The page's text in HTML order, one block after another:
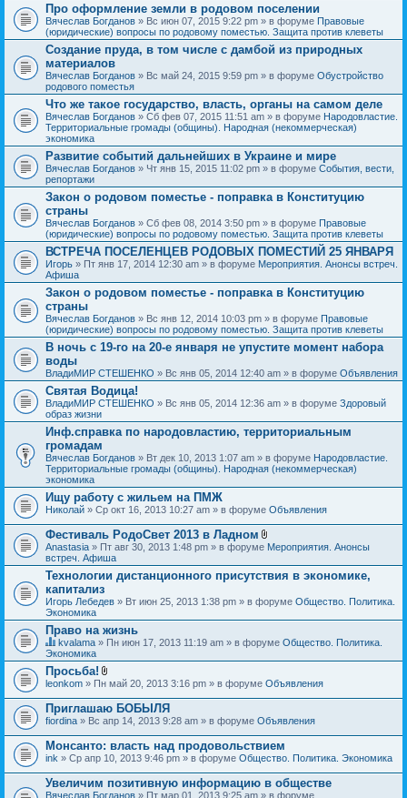
Про оформление земли в родовом поселении
Вячеслав Богданов » Вс июн 07, 2015 9:22 pm » в форуме Правовые
(юридические) вопросы по родовому поместью. Защита против клеветы
Создание пруда, в том числе с дамбой из природных
материалов
Вячеслав Богданов » Вс май 24, 2015 9:59 pm » в форуме Обустройство
родового поместья
Что же такое государство, власть, органы на самом деле
Вячеслав Богданов » Сб фев 07, 2015 11:51 am » в форуме Народовластие.
Территориальные громады (общины). Народная (некоммерческая)
экономика
Развитие событий дальнейших в Украине и мире
Вячеслав Богданов » Чт янв 15, 2015 11:02 pm » в форуме События, вести,
репортажи
Закон о родовом поместье - поправка в Конституцию
страны
Вячеслав Богданов » Сб фев 08, 2014 3:50 pm » в форуме Правовые
(юридические) вопросы по родовому поместью. Защита против клеветы
ВСТРЕЧА ПОСЕЛЕНЦЕВ РОДОВЫХ ПОМЕСТИЙ 25 ЯНВАРЯ
Игорь » Пт янв 17, 2014 12:30 am » в форуме Мероприятия. Анонсы встреч.
Афиша
Закон о родовом поместье - поправка в Конституцию
страны
Вячеслав Богданов » Вс янв 12, 2014 10:03 pm » в форуме Правовые
(юридические) вопросы по родовому поместью. Защита против клеветы
В ночь с 19-го на 20-е января не упустите момент набора
воды
ВладиМИР СТЕШЕНКО » Вс янв 05, 2014 12:40 am » в форуме Объявления
Святая Водица!
ВладиМИР СТЕШЕНКО » Вс янв 05, 2014 12:36 am » в форуме Здоровый
образ жизни
Инф.справка по народовластию, территориальным
громадам
Вячеслав Богданов » Вт дек 10, 2013 1:07 am » в форуме Народовластие.
Территориальные громады (общины). Народная (некоммерческая)
экономика
Ищу работу с жильем на ПМЖ
Николай » Ср окт 16, 2013 10:27 am » в форуме Объявления
Фестиваль РодоСвет 2013 в Ладном
В
о
ж
н
и
я
Anastasia » Пт авг 30, 2013 1:48 pm » в форуме Мероприятия. Анонсы
встреч. Афиша
Технологии дистанционного присутствия в экономике,
капитализ
Игорь Лебедев » Вт июн 25, 2013 1:38 pm » в форуме Общество. Политика.
Экономика
Право на жизнь
Д
а
н
н
я
т
е
м
а
с
о
д
е
kvalama » Пн июн 17, 2013 11:19 am » в форуме Общество. Политика.
Экономика
Просьба!
В
о
ж
е
н
и
я
leonkom » Пн май 20, 2013 3:16 pm » в форуме Объявления
Приглашаю БОБЫЛЯ
fiordina » Вс апр 14, 2013 9:28 am » в форуме Объявления
Монсанто: власть над продовольствием
ink » Ср апр 10, 2013 9:46 pm » в форуме Общество. Политика. Экономика
Увеличим позитивную информацию в обществе
Вячеслав Богданов » Пт мар 01, 2013 9:25 am » в форуме